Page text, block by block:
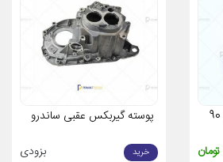
کیت بلبرینگ چرخ جلو ال 90 پوسته گیربکس عقبی ساندرو
خرید بزودی